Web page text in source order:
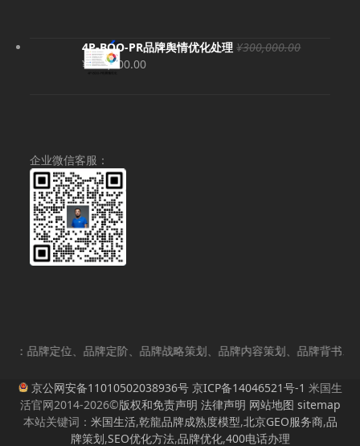
4P-BOO-PR品牌舆情优化处理 ¥300,000.00
原
¥280,000.00当
企业微信客服：
品牌定位、品牌定阶、品牌战略策划、品牌内容策划、品牌背书、体
京公网安备11010502038936号 京ICP备14046521号-1 米国生
活官网2014-2026©版权和免责声明 法律声明 网站地图 sitemap
本站关键词： 米国生活,乾龍品牌成熟度模型,北京GEO服务商,品
牌策划,SEO优化方法,品牌优化,400电话办理